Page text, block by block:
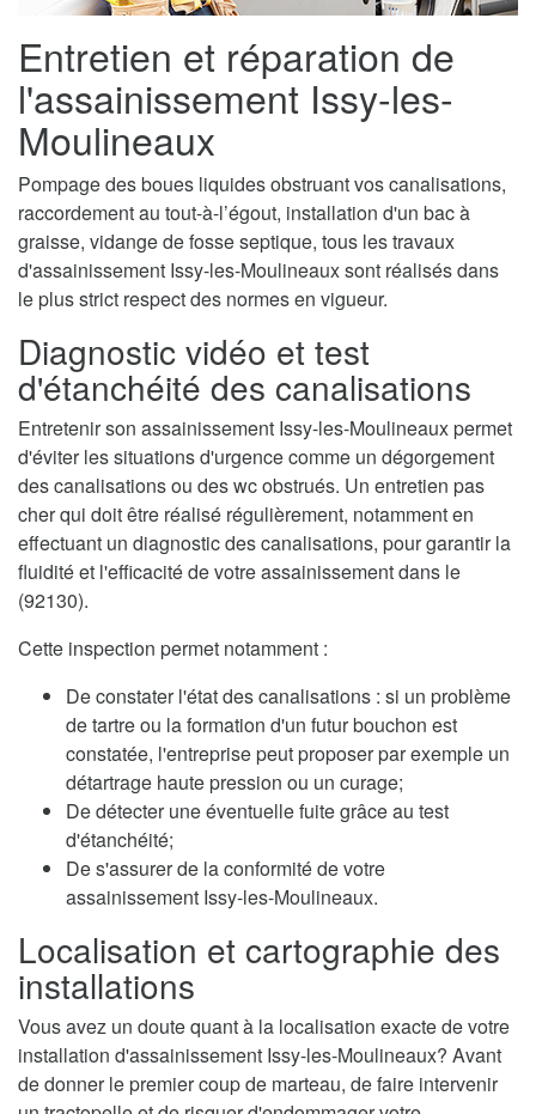
Entretien et réparation de
l'assainissement Issy-les-
Moulineaux
Pompage des boues liquides obstruant vos canalisations,
raccordement au tout-à-l’égout, installation d'un bac à
graisse, vidange de fosse septique, tous les travaux
d'assainissement Issy-les-Moulineaux sont réalisés dans
le plus strict respect des normes en vigueur.
Diagnostic vidéo et test
d'étanchéité des canalisations
Entretenir son assainissement Issy-les-Moulineaux permet
d'éviter les situations d'urgence comme un dégorgement
des canalisations ou des wc obstrués. Un entretien pas
cher qui doit être réalisé régulièrement, notamment en
effectuant un diagnostic des canalisations, pour garantir la
fluidité et l'efficacité de votre assainissement dans le
(92130).
Cette inspection permet notamment :
De constater l'état des canalisations : si un problème
de tartre ou la formation d'un futur bouchon est
constatée, l'entreprise peut proposer par exemple un
détartrage haute pression ou un curage;
De détecter une éventuelle fuite grâce au test
d'étanchéité;
De s'assurer de la conformité de votre
assainissement Issy-les-Moulineaux.
Localisation et cartographie des
installations
Vous avez un doute quant à la localisation exacte de votre
installation d'assainissement Issy-les-Moulineaux? Avant
de donner le premier coup de marteau, de faire intervenir